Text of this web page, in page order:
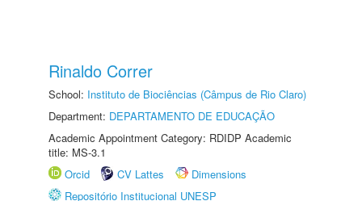
Rinaldo Correr
School: Instituto de Biociências (Câmpus de Rio Claro)
Department: DEPARTAMENTO DE EDUCAÇÃO
Academic Appointment Category: RDIDP Academic
title: MS-3.1
Orcid
CV Lattes
Dimensions
Repositório Institucional UNESP